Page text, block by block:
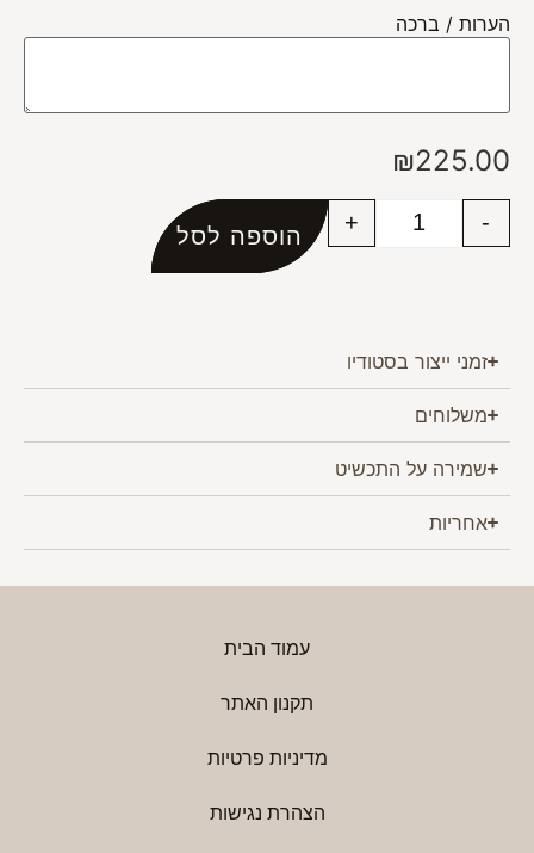
הערות / ברכה
₪225.00
-
+
הוספה לסל
זמני ייצור בסטודיו
משלוחים
שמירה על התכשיט
אחריות
עמוד הבית
תקנון האתר
מדיניות פרטיות
הצהרת נגישות